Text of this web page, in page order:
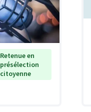
Retenue en
présélection
citoyenne